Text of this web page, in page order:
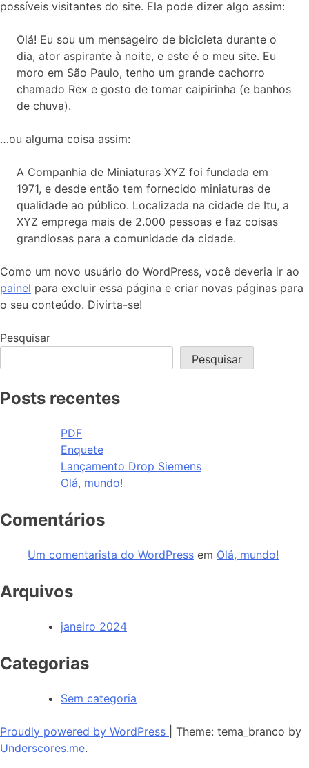
possíveis visitantes do site. Ela pode dizer algo assim:
Olá! Eu sou um mensageiro de bicicleta durante o
dia, ator aspirante à noite, e este é o meu site. Eu
moro em São Paulo, tenho um grande cachorro
chamado Rex e gosto de tomar caipirinha (e banhos
de chuva).
…ou alguma coisa assim:
A Companhia de Miniaturas XYZ foi fundada em
1971, e desde então tem fornecido miniaturas de
qualidade ao público. Localizada na cidade de Itu, a
XYZ emprega mais de 2.000 pessoas e faz coisas
grandiosas para a comunidade da cidade.
Como um novo usuário do WordPress, você deveria ir ao
painel para excluir essa página e criar novas páginas para
o seu conteúdo. Divirta-se!
Pesquisar
Pesquisar
Posts recentes
PDF
Enquete
Lançamento Drop Siemens
Olá, mundo!
Comentários
Um comentarista do WordPress em Olá, mundo!
Arquivos
janeiro 2024
Categorias
Sem categoria
Proudly powered by WordPress
Theme: tema_branco by
Underscores.me.